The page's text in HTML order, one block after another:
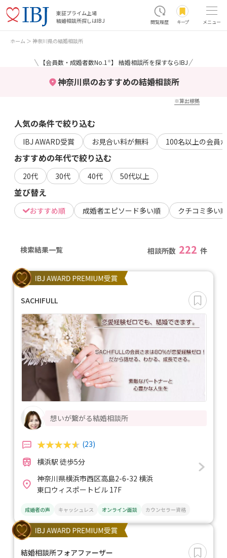
東証プライム上場
結婚相談所探しはIBJ
閲覧履歴 キープ メニュー
ホーム 神奈川県の結婚相談所
＼ 【会員数・成婚者数No.1 ※】 結婚相談所を探すならIBJ／
神奈川県のおすすめの結婚相談所
※算出根拠
人気の条件で絞り込む
IBJ AWARD受賞 お見合い料が無料 100名以上の会員
おすすめの年代で絞り込む
20代 30代 40代 50代以上
並び替え
おすすめ順 成婚者エピソード多い順 クチコミ多い順
検索結果一覧 相談所数 222 件
SACHIFULL
想いが繋がる結婚相談所
(23)
横浜駅 徒歩5分
神奈川県横浜市西区高島2-6-32 横浜
東口ウィスポートビル 17F
成婚者の声 キャッシュレス オンライン面談 カウンセラー資格
結婚相談所フォアファーザー